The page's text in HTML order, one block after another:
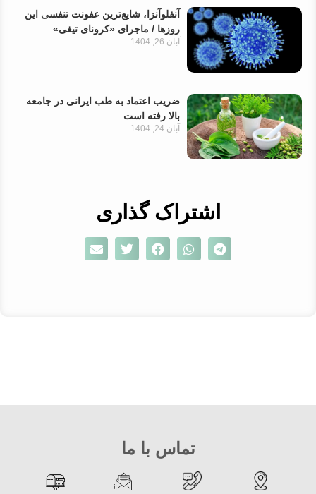
آنفلوآنزا، شایع‌ترین عفونت تنفسی این
روزها / ماجرای «کرونای تیغی»
آبان 26, 1404
ضریب اعتماد به طب ایرانی در جامعه
بالا رفته است
آبان 24, 1404
اشتراک گذاری
تماس با ما